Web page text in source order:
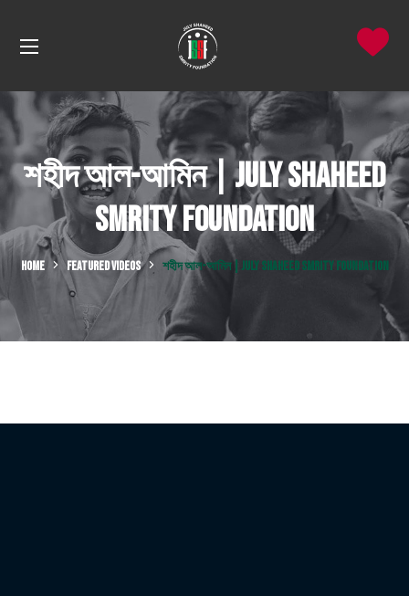
শহীদ আল-আমিন | July Shaheed
Smrity Foundation
HOME FEATURED VIDEOS শহীদ আল-আমিন | JULY SHAHEED SMRITY FOUNDATION